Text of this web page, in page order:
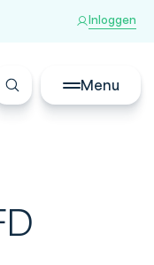
Inloggen
Menu